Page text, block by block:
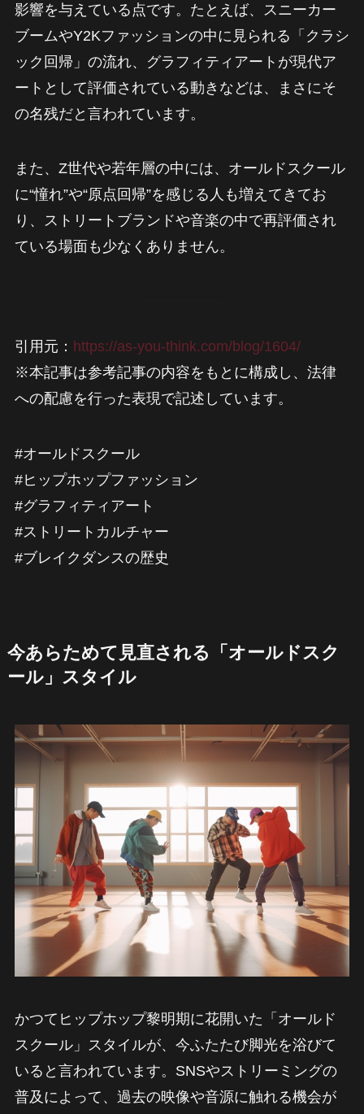
影響を与えている点です。たとえば、スニーカー
ブームやY2Kファッションの中に見られる「クラシ
ック回帰」の流れ、グラフィティアートが現代ア
ートとして評価されている動きなどは、まさにそ
の名残だと言われています。
また、Z世代や若年層の中には、オールドスクール
に“憧れ”や“原点回帰”を感じる人も増えてきてお
り、ストリートブランドや音楽の中で再評価され
ている場面も少なくありません。
引用元： https://as-you-think.com/blog/1604/
※本記事は参考記事の内容をもとに構成し、法律
への配慮を行った表現で記述しています。
#オールドスクール
#ヒップホップファッション
#グラフィティアート
#ストリートカルチャー
#ブレイクダンスの歴史
今あらためて見直される「オールドスク
ール」スタイル
かつてヒップホップ黎明期に花開いた「オールド
スクール」スタイルが、今ふたたび脚光を浴びて
いると言われています。SNSやストリーミングの
普及によって、過去の映像や音源に触れる機会が